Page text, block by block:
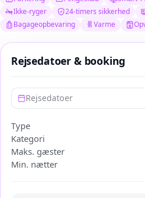
Ikke-ryger
24-timers sikkerhed
Bagageopbevaring
Varme
Rejsedatoer & booking
Rejsedatoer
Type
Kategori
Maks. gæster
Min. nætter